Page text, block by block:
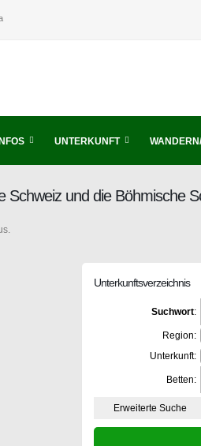
UNTERKUNFT
Schweiz und die Böhmische
Unterkunftsverzeichnis
Suchwort:
Region:
Unterkunft:
Betten:
Erweiterte Suche